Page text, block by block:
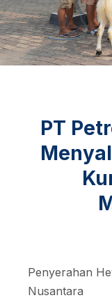
Berita
PT
Penyerahan
Nusantara